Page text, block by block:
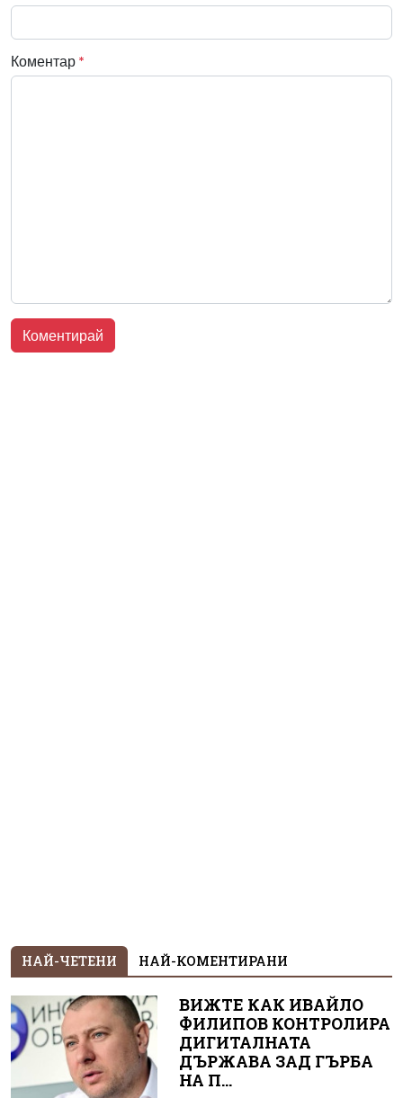
Коментар *
НАЙ-ЧЕТЕНИ НАЙ-КОМЕНТИРАНИ
ВИЖТЕ КАК ИВАЙЛО
ФИЛИПОВ КОНТРОЛИРА
ДИГИТАЛНАТА
ДЪРЖАВА ЗАД ГЪРБА
НА П...